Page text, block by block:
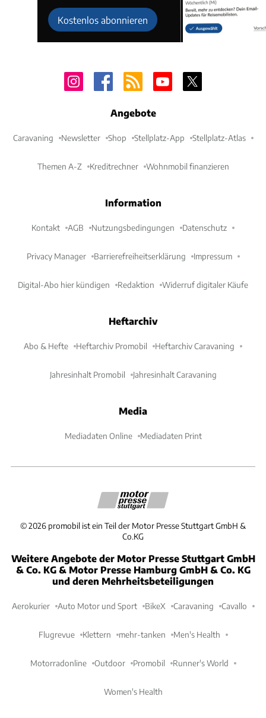
Kostenlos abonnieren
Angebote
Caravaning Newsletter Shop Stellplatz-App Stellplatz-Atlas
Themen A-Z Kreditrechner Wohnmobil finanzieren
Information
Kontakt AGB Nutzungsbedingungen Datenschutz
Privacy Manager Barrierefreiheitserklärung Impressum
Digital-Abo hier kündigen Redaktion Widerruf digitaler Käufe
Heftarchiv
Abo & Hefte Heftarchiv Promobil Heftarchiv Caravaning
Jahresinhalt Promobil Jahresinhalt Caravaning
Media
Mediadaten Online Mediadaten Print
©2026 promobil ist ein Teil der Motor Presse Stuttgart GmbH &
Co.KG
Weitere Angebote der Motor Presse Stuttgart GmbH
& Co. KG & Motor Presse Hamburg GmbH & Co. KG
und deren Mehrheitsbeteiligungen
Aerokurier Auto Motor und Sport BikeX Caravaning Cavallo
Flugrevue Klettern mehr-tanken Men's Health
Motorradonline Outdoor Promobil Runner's World
Women's Health